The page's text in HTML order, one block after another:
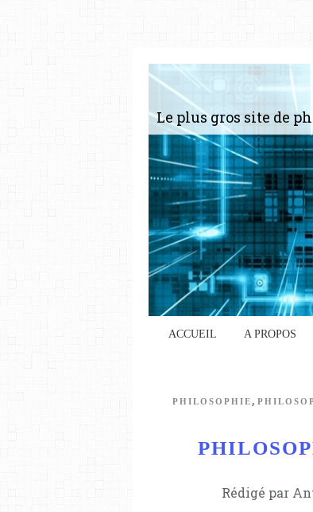
ACCUEIL A PROPOS
PHILOSOPHIE ,
Rédigé par